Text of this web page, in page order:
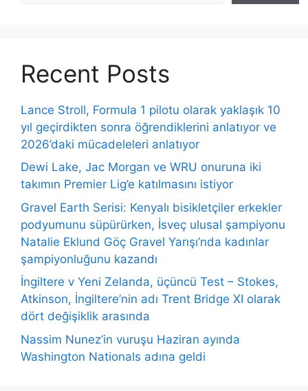
Recent Posts
Lance Stroll, Formula 1 pilotu olarak yaklaşık 10
yıl geçirdikten sonra öğrendiklerini anlatıyor ve
2026’daki mücadeleleri anlatıyor
Dewi Lake, Jac Morgan ve WRU onuruna iki
takımın Premier Lig’e katılmasını istiyor
Gravel Earth Serisi: Kenyalı bisikletçiler erkekler
podyumunu süpürürken, İsveç ulusal şampiyonu
Natalie Eklund Göç Gravel Yarışı’nda kadınlar
şampiyonluğunu kazandı
İngiltere v Yeni Zelanda, üçüncü Test – Stokes,
Atkinson, İngiltere’nin adı Trent Bridge XI olarak
dört değişiklik arasında
Nassim Nunez’in vuruşu Haziran ayında
Washington Nationals adına geldi